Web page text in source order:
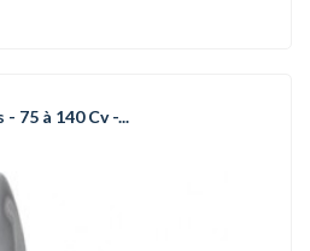
75 à 140 Cv -...